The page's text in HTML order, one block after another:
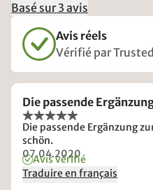
Basé sur 3 avis
Avis réels
Vérifié par
Die passende
Die passende Ergänzung
schön.
07.04.2020
Avis vérifié
Traduire en français